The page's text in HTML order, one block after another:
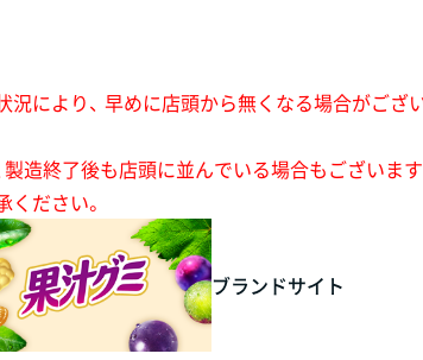
況により、 早めに店頭から無くなる場合がござ
製造終了後も店頭に並んでいる場合もございま
ください。
ブランドサイト